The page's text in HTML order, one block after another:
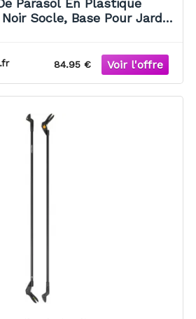
Parasol En Plastique
Jardin
Ou De Sable
84.95 €